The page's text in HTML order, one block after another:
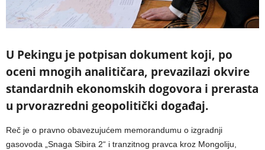
U Pekingu je potpisan dokument koji, po
oceni mnogih analitičara, prevazilazi okvire
standardnih ekonomskih dogovora i prerasta
u prvorazredni geopolitički događaj.
Reč je o pravno obavezujućem memorandumu o izgradnji
gasovoda „Snaga Sibira 2“ i tranzitnog pravca kroz Mongoliju,